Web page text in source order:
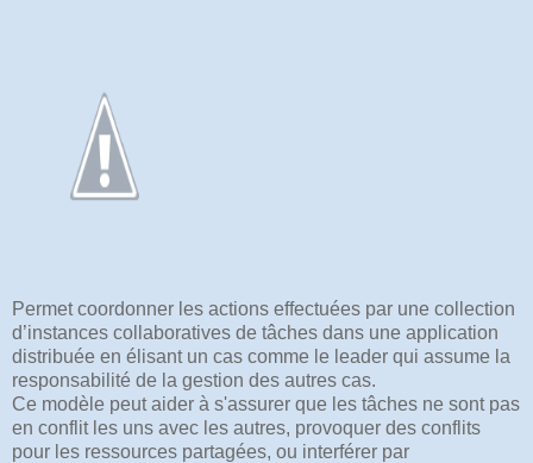
Permet coordonner les actions effectuées par une collection
d’instances collaboratives de tâches dans une application
distribuée en élisant un cas comme le leader qui assume la
responsabilité de la gestion des autres cas.
Ce modèle peut aider à s'assurer que les tâches ne sont pas
en conflit les uns avec les autres, provoquer des conflits
pour les ressources partagées, ou interférer par